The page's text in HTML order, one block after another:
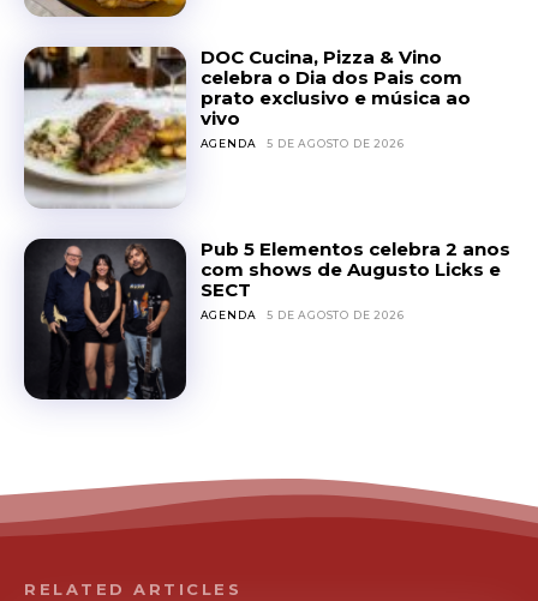
DOC Cucina, Pizza & Vino
celebra o Dia dos Pais com
prato exclusivo e música ao
vivo
AGENDA 5 DE AGOSTO DE 2026
Pub 5 Elementos celebra 2 anos
com shows de Augusto Licks e
SECT
AGENDA 5 DE AGOSTO DE 2026
RELATED ARTICLES